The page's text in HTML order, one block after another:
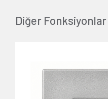
Diğer Fonksiyonlar